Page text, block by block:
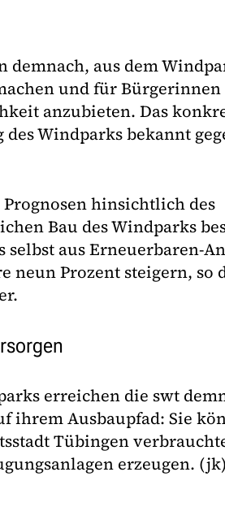
demnach, aus dem
und für
anzubieten. Das
Windparks bekannt
hinsichtlich des
Bau des Windparks
aus Erneuerbaren-
neun Prozent steigern, so
erreichen die swt
ihrem Ausbaupfad: Sie
Tübingen
erzeugen. (jk)